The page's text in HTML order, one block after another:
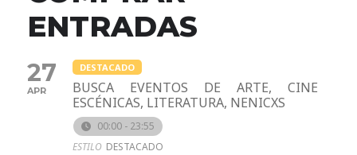
ENTRADAS
27
APR
DESTACADO
BUSCA EVENTOS DE ARTE, CINE
ESCÉNICAS, LITERATURA, NENICXS
00:00 - 23:55
ESTILO DESTACADO